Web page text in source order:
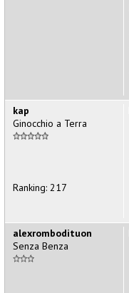
kap
Ginocchio a Terra
Ranking: 217
alexrombodituon
Senza Benza